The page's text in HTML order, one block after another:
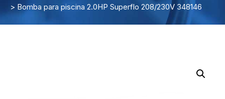
> Bomba para piscina 2.0HP Superflo 208/230V 348146